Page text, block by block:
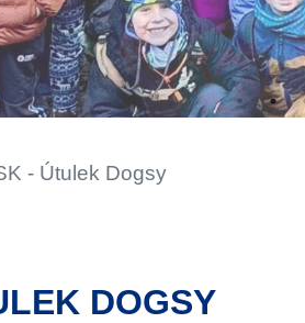
- Útulek Dogsy
DOGSY